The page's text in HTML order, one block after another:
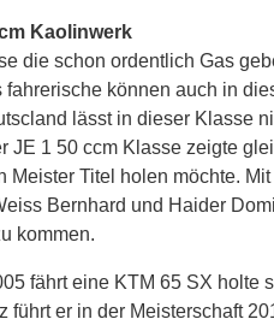
Kaolinwerk
die schon ordentlich Gas
können auch in
lässt in dieser Klasse
JE 1 50 ccm Klasse zeigte
Titel holen möchte.
Bernhard und Haider
kommen.
fährt eine KTM 65 SX holte
er in der Meisterschaft